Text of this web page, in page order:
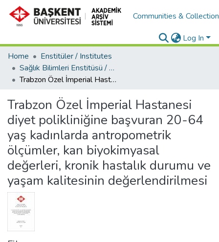
Communities &
Log In
Home
Enstitüler / Institutes
Sağlık Bilimleri Enstitüsü / Health Science Institute
Trabzon Özel İmperial Hastanesi diyet polikliniğine başvuran 20-64 yaş kadınlarda antropometrik ölçümler, kan biyokimyasal değerleri, kronik hastalık durumu ve yaşam kalitesinin değerlendirilmesi
Trabzon Özel İmperial Hastanesi
diyet polikliniğine başvuran 20-64
yaş kadınlarda antropometrik
ölçümler, kan biyokimyasal
değerleri, kronik hastalık durumu ve
yaşam kalitesinin değerlendirilmesi